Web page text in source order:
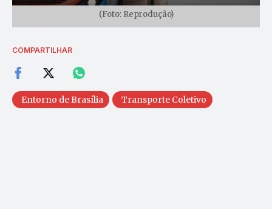
(Foto: Reprodução)
COMPARTILHAR
Entorno de Brasília Transporte Coletivo